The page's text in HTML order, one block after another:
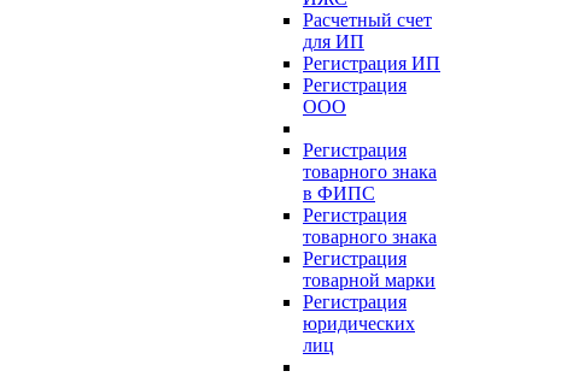
Расчетный счет
для ИП
Регистрация ИП
Регистрация
ООО
Регистрация
товарного знака
в ФИПС
Регистрация
товарного знака
Регистрация
товарной марки
Регистрация
юридических
лиц